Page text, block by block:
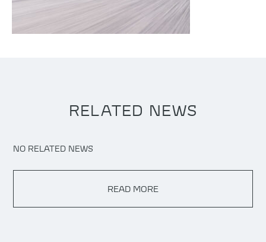
RELATED NEWS
NO RELATED NEWS
READ MORE